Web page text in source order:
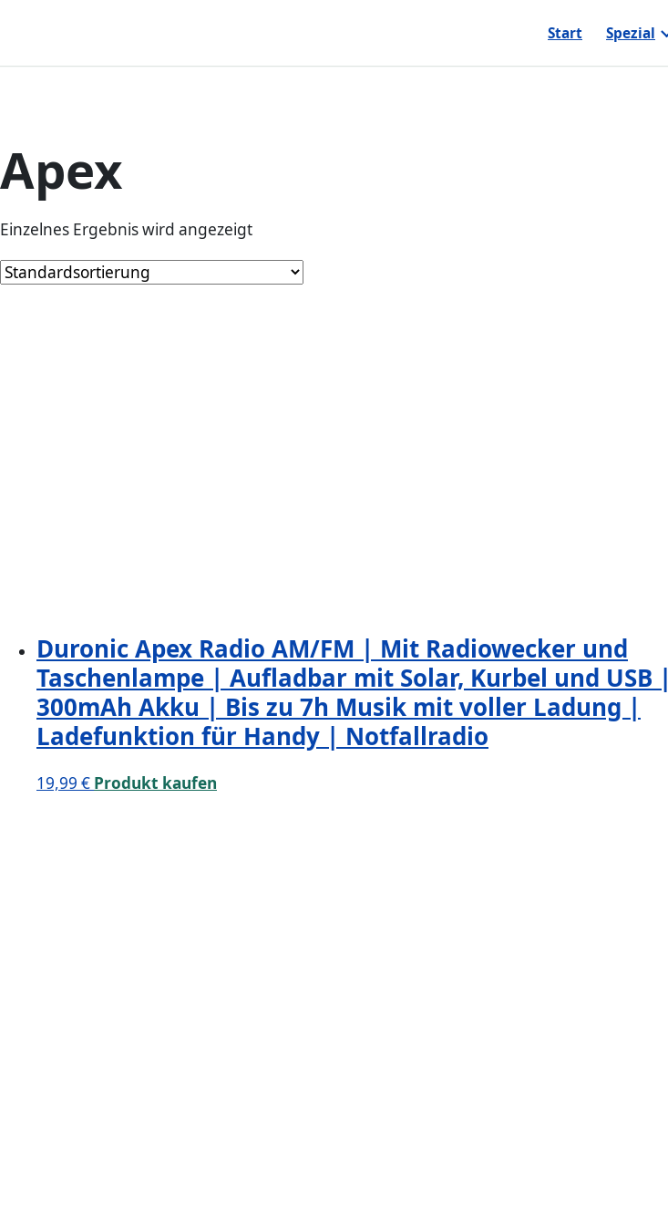
Start Spezial
Apex
Einzelnes Ergebnis wird angezeigt
Duronic Apex Radio AM/FM | Mit Radiowecker und
Taschenlampe | Aufladbar mit Solar, Kurbel und USB |
300mAh Akku | Bis zu 7h Musik mit voller Ladung |
Ladefunktion für Handy | Notfallradio
19,99 € Produkt kaufen